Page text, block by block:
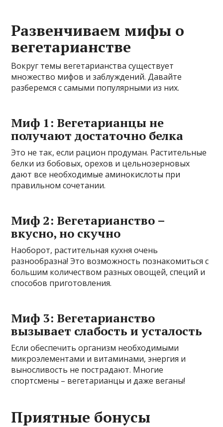
Развенчиваем мифы о
вегетарианстве
Вокруг темы вегетарианства существует
множество мифов и заблуждений. Давайте
разберемся с самыми популярными из них.
Миф 1: Вегетарианцы не
получают достаточно белка
Это не так, если рацион продуман. Растительные
белки из бобовых, орехов и цельнозерновых
дают все необходимые аминокислоты при
правильном сочетании.
Миф 2: Вегетарианство –
вкусно, но скучно
Наоборот, растительная кухня очень
разнообразна! Это возможность познакомиться с
большим количеством разных овощей, специй и
способов приготовления.
Миф 3: Вегетарианство
вызывает слабость и усталость
Если обеспечить организм необходимыми
микроэлементами и витаминами, энергия и
выносливость не пострадают. Многие
спортсмены – вегетарианцы и даже веганы!
Приятные бонусы